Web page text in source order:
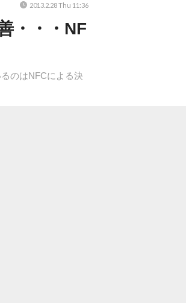
・・・NF
のはNFCによる決
2013.2.28 Thu 11:36